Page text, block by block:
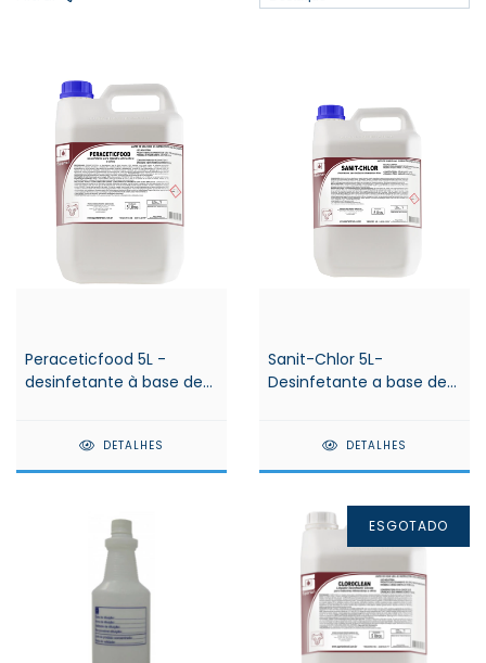
Peraceticfood 5L -
desinfetante à base de
DETALHES
Sanit-Chlor 5L-
Desinfetante a base de
DETALHES
ESGOTADO